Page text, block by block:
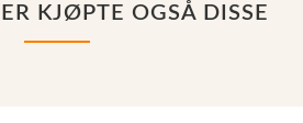
KJØPTE OGSÅ DISSE